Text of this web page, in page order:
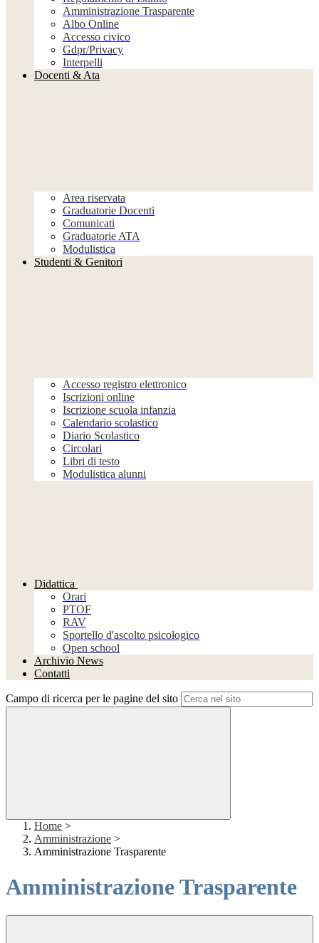
Amministrazione Trasparente
Albo Online
Accesso civico
Gdpr/Privacy
Interpelli
Docenti & Ata
Area riservata
Graduatorie Docenti
Comunicati
Graduatorie ATA
Modulistica
Studenti & Genitori
Accesso registro elettronico
Iscrizioni online
Iscrizione scuola infanzia
Calendario scolastico
Diario Scolastico
Circolari
Libri di testo
Modulistica alunni
Didattica
Orari
PTOF
RAV
Sportello d'ascolto psicologico
Open school
Archivio News
Contatti
Campo di ricerca per le pagine del sito
Home >
Amministrazione >
Amministrazione Trasparente
Amministrazione Trasparente